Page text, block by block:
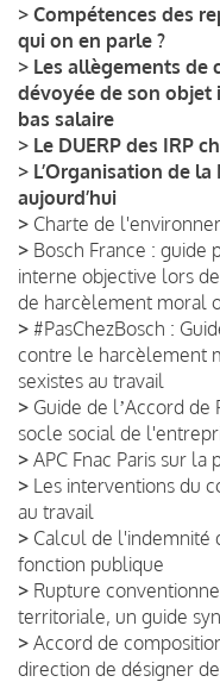
> Compétences des
qui on en parle ?
> Les allègements de
dévoyée de son objet
bas salaire
> Le DUERP des IRP
> L’Organisation de la
aujourd’hui
> Charte de
> Bosch France : guide
interne objective lors
de harcèlement moral
> #PasChezBosch :
contre le harcèlement
sexistes au travail
> Guide de lʼAccord
socle social de
> APC Fnac Paris sur la
> Les interventions du
au travail
> Calcul de l'indemnité
fonction publique
> Rupture
territoriale, un guide
> Accord de
direction de désigner